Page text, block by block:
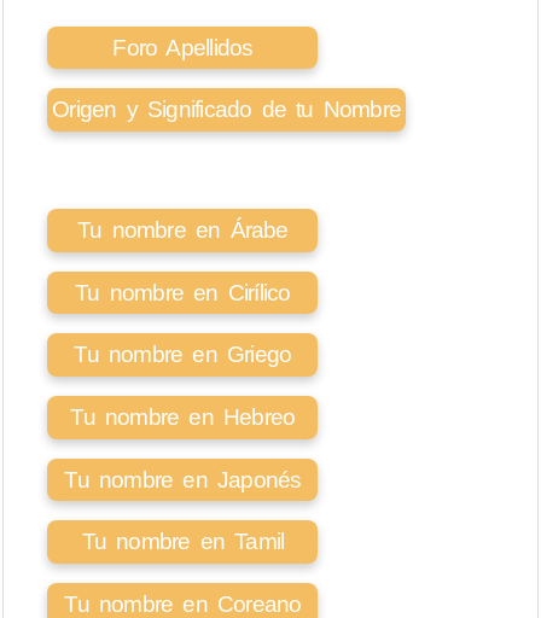
Foro Apellidos
Origen y Significado de tu Nombre
Tu nombre en Árabe
Tu nombre en Cirílico
Tu nombre en Griego
Tu nombre en Hebreo
Tu nombre en Japonés
Tu nombre en Tamil
Tu nombre en Coreano